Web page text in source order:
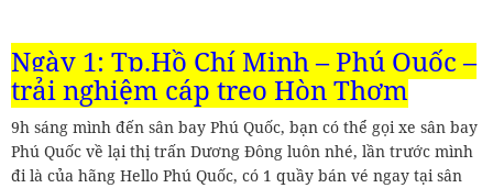
Ngày 1: Tp.Hồ Chí Minh – Phú Quốc –
trải nghiệm cáp treo Hòn Thơm
9h sáng mình đến sân bay Phú Quốc, bạn có thể gọi xe sân bay
Phú Quốc về lại thị trấn Dương Đông luôn nhé, lần trước mình
đi là của hãng Hello Phú Quốc, có 1 quầy bán vé ngay tại sân